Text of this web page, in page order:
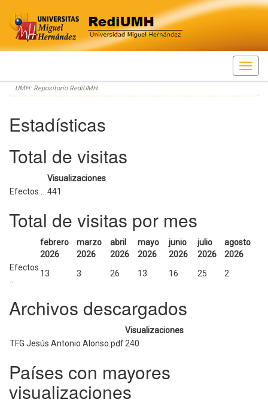
Skip
navigation
UMH: Repositorio RediUMH
Estadísticas
Total de visitas
Visualizaciones
Efectos ...
441
Total de visitas por mes
febrero
2026
marzo
2026
abril
2026
mayo
2026
junio
2026
julio
2026
agosto
2026
Efectos
13 3 26 13 16 25 2
Archivos descargados
Visualizaciones
TFG Jesús Antonio Alonso.pdf240
Países con mayores
visualizaciones